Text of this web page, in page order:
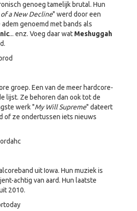
genoeg tamelijk brutal. Hun
of a New Decline" werd door een
genoemd met bands als
... enz. Voeg daar wat Meshuggah
groep. Een van de meer hardcore-
lijst. Ze behoren dan ook tot de
werk "My Will Supreme" dateert
of ze ondertussen iets nieuws
uit Iowa. Hun muziek is
achtig van aard. Hun laatste
2010.